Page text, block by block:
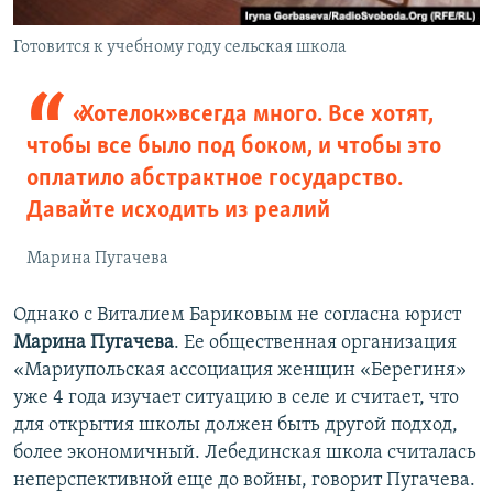
Готовится к учебному году сельская школа
«Хотелок» всегда много. Все хотят,
чтобы все было под боком, и чтобы это
оплатило абстрактное государство.
Давайте исходить из реалий
Марина Пугачева
Однако с Виталием Бариковым не согласна юрист
Марина Пугачева. Ее общественная организация
«Мариупольская ассоциация женщин «Берегиня»
уже 4 года изучает ситуацию в селе и считает, что
для открытия школы должен быть другой подход,
более экономичный. Лебединская школа считалась
неперспективной еще до войны, говорит Пугачева.